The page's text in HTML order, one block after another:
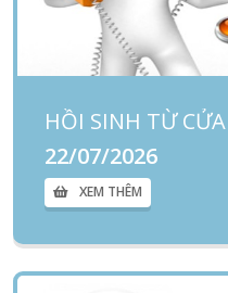
22/07/2026
XEM THÊM